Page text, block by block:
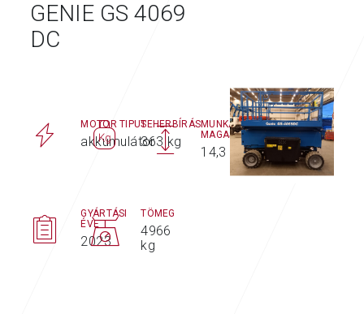
GENIE GS 4069
DC
MOTOR TIPUS
akkumulátor
TEHERBÍRÁS
363 kg
MUNKAVÉGZÉSI
MAGASSÁG MAX.
14,3 m
GYÁRTÁSI
ÉVE
2023
TÖMEG
4966
kg